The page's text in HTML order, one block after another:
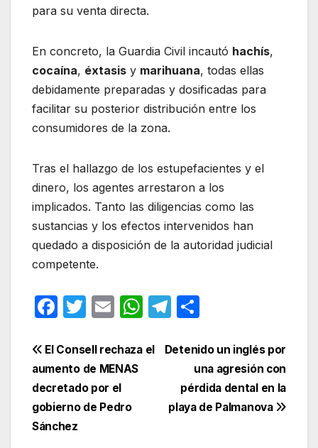
para su venta directa.
En concreto, la Guardia Civil incautó hachís,
cocaína, éxtasis y marihuana, todas ellas
debidamente preparadas y dosificadas para
facilitar su posterior distribución entre los
consumidores de la zona.
Tras el hallazgo de los estupefacientes y el
dinero, los agentes arrestaron a los
implicados. Tanto las diligencias como las
sustancias y los efectos intervenidos han
quedado a disposición de la autoridad judicial
competente.
F
c
e
b
o
T
itt
er
E
ail
W
at
T
e
a
m
m
p
ar
tir
Navegación
de
entradas
Detenido un inglés por
una agresión con
pérdida dental en la
playa de Palmanova
El Consell rechaza el
aumento de MENAS
decretado por el
gobierno de Pedro
Sánchez